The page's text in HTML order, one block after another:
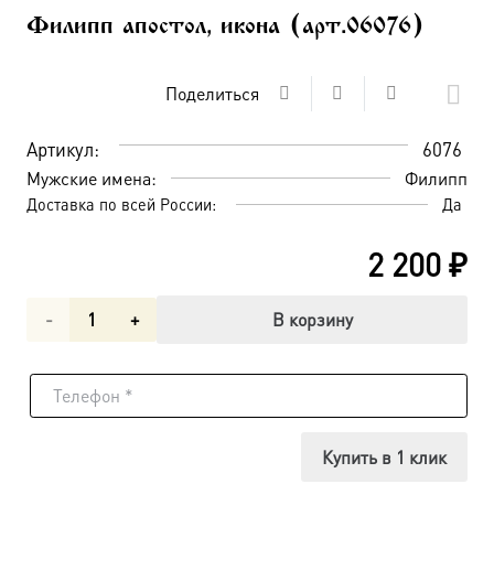
Филипп апостол, икона (арт.06076)
Поделиться
Артикул: 6076
Мужские имена: Филипп
Доставка по всей России: Да
2 200₽
Количество
Филипп
В корзину
Купить в 1 клик